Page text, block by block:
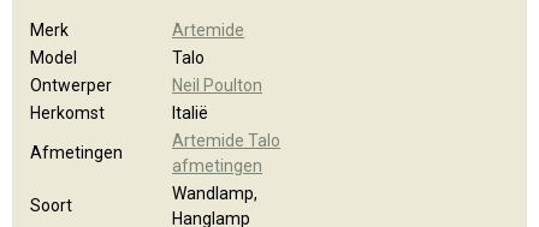
Merk
Artemide
Model
Talo
Ontwerper
Neil Poulton
Herkomst
Italië
Afmetingen
Artemide Talo
afmetingen
Soort
Wandlamp,
Hanglamp